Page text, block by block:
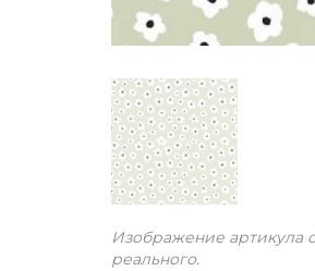
Изображение артикула
реального.